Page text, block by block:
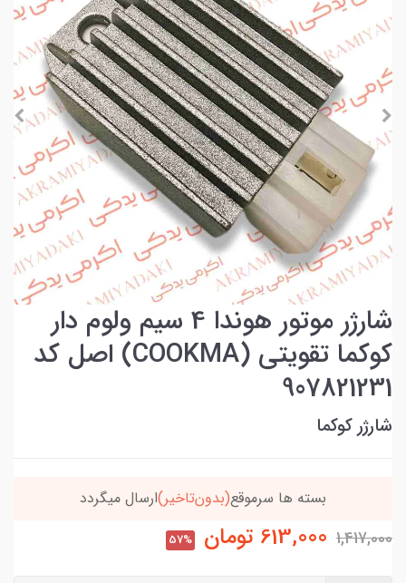
شارژر موتور هوندا 4 سیم ولوم دار
کوکما تقویتی (COOKMA) اصل کد
907821231
شارژر کوکما
خریدتو به5میلیون
1,417,000
613,000 تومان 57%